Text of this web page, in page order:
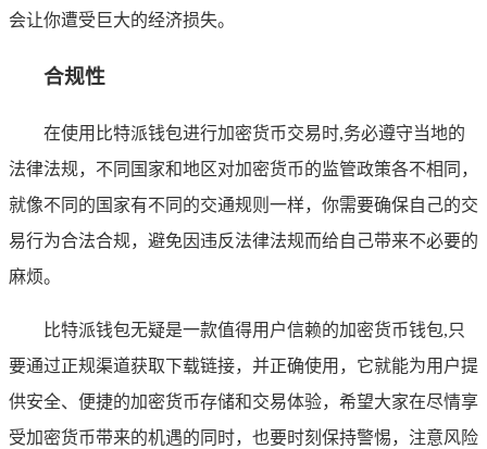
会让你遭受巨大的经济损失。
合规性
在使用比特派钱包进行加密货币交易时,务必遵守当地的
法律法规，不同国家和地区对加密货币的监管政策各不相同，
就像不同的国家有不同的交通规则一样，你需要确保自己的交
易行为合法合规，避免因违反法律法规而给自己带来不必要的
麻烦。
比特派钱包无疑是一款值得用户信赖的加密货币钱包,只
要通过正规渠道获取下载链接，并正确使用，它就能为用户提
供安全、便捷的加密货币存储和交易体验，希望大家在尽情享
受加密货币带来的机遇的同时，也要时刻保持警惕，注意风险